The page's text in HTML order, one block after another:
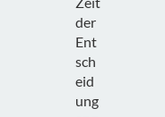
der
Ent
sch
eid
ung